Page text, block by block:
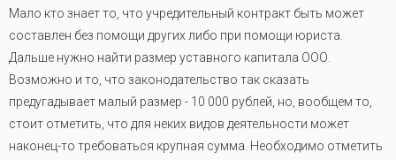
Мало кто знает то, что учредительный контракт быть может
составлен без помощи других либо при помощи юриста.
Дальше нужно найти размер уставного капитала ООО.
Возможно и то, что законодательство так сказать
предугадывает малый размер - 10 000 рублей, но, вообщем то,
стоит отметить, что для неких видов деятельности может
наконец-то требоваться крупная сумма. Необходимо отметить